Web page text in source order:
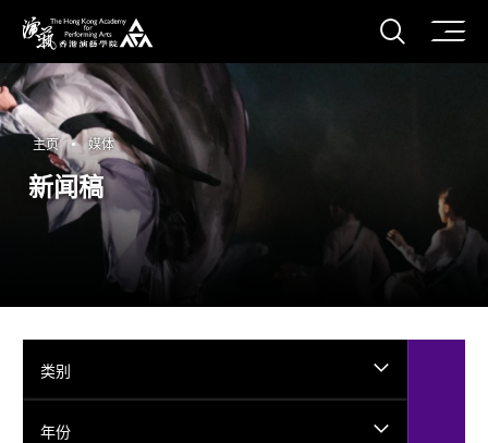
香港演艺学院
打开
主页 媒体
新闻稿
类别
年份